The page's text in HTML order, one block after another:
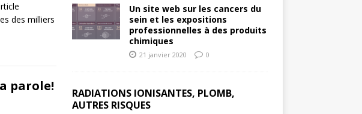
des milliers
parole!
Un site web sur les cancers du
sein et les expositions
professionnelles à des produits
chimiques
21 janvier 2020 0
RADIATIONS IONISANTES, PLOMB,
AUTRES RISQUES